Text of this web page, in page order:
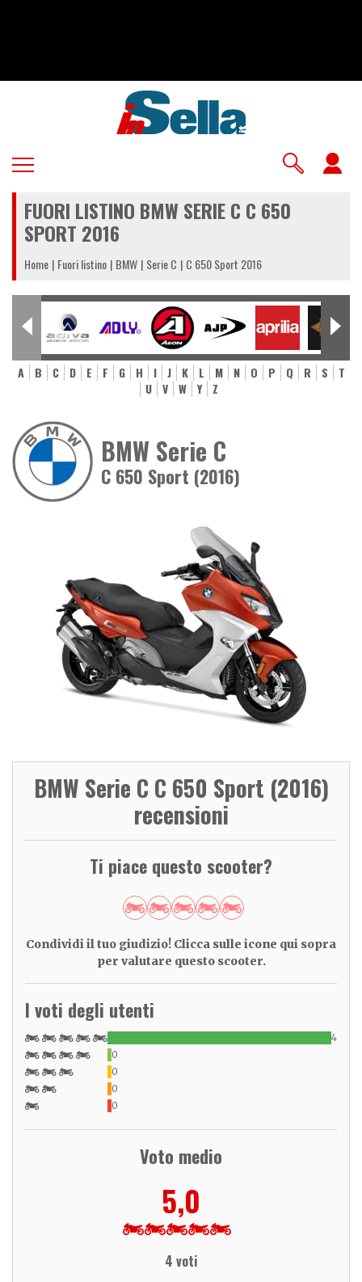
FUORI LISTINO BMW SERIE C C 650
SPORT 2016
Home Fuori listino BMW Serie C C 650 Sport 2016
A B C D E F G H I J K L M N O P Q R S
T
U
V W Y Z
BMW Serie C
C 650 Sport (2016)
BMW Serie C C 650 Sport (2016)
recensioni
Ti piace questo scooter?
Condividi il tuo giudizio! Clicca sulle icone qui sopra
per valutare questo scooter.
I voti degli utenti
4
0
0
0
0
Voto medio
5,0
4 voti